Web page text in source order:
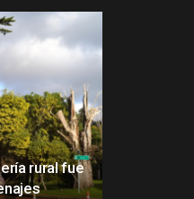
rural fue